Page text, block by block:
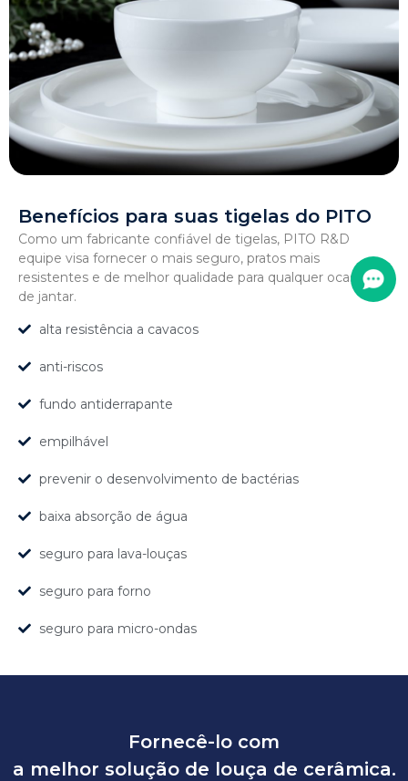
Benefícios para suas tigelas do PITO
Como um fabricante confiável de tigelas, PITO R&D
equipe visa fornecer o mais seguro, pratos mais
resistentes e de melhor qualidade para qualquer ocasião
de jantar.
alta resistência a cavacos
anti-riscos
fundo antiderrapante
empilhável
prevenir o desenvolvimento de bactérias
baixa absorção de água
seguro para lava-louças
seguro para forno
seguro para micro-ondas
Fornecê-lo com
a melhor solução de louça de cerâmica.